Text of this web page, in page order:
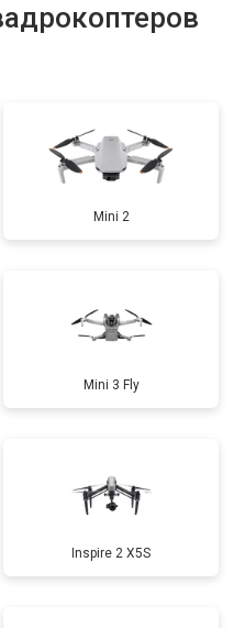
Mini 2
Mini 3 Fly
Inspire 2 X5S